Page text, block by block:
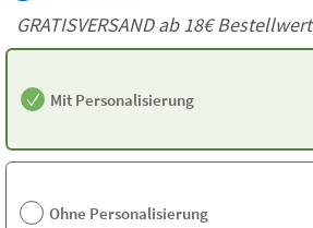
GRATISVERSAND ab18€Bestellwert
Mit Personalisierung
Ohne Personalisierung